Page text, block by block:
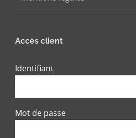
Accès client
Identifiant
Mot de passe